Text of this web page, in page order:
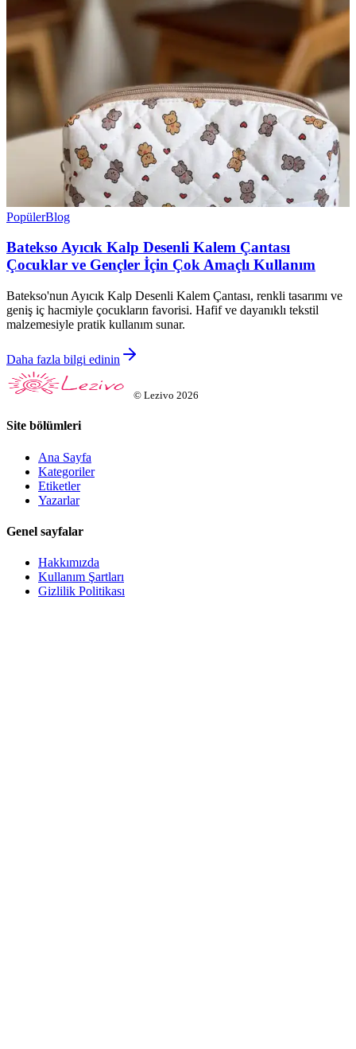
PopülerBlog
Batekso Ayıcık Kalp Desenli Kalem Çantası
Çocuklar ve Gençler İçin Çok Amaçlı Kullanım
Batekso'nun Ayıcık Kalp Desenli Kalem Çantası, renkli tasarımı ve
geniş iç hacmiyle çocukların favorisi. Hafif ve dayanıklı tekstil
malzemesiyle pratik kullanım sunar.
Daha fazla bilgi edinin
© Lezivo 2026
Site bölümleri
Ana Sayfa
Kategoriler
Etiketler
Yazarlar
Genel sayfalar
Hakkımızda
Kullanım Şartları
Gizlilik Politikası